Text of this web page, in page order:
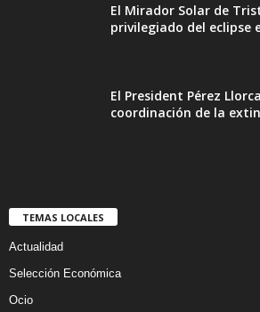
El Mirador Solar de
privilegiado del eclipse
El President Pérez
coordinación de la
TEMAS LOCALES
Actualidad
Selección Económica
Ocio